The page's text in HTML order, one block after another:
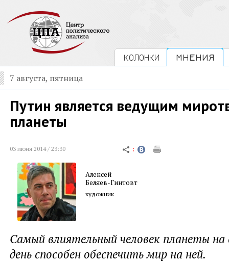
КОЛОНКИ МНЕНИЯ
7 августа, пятница
Путин является ведущим
планеты
03 июня 2014 / 23:30
Алексей
Беляев-Гинтовт
художник
Самый влиятельный человек планеты на
день способен обеспечить мир на ней.